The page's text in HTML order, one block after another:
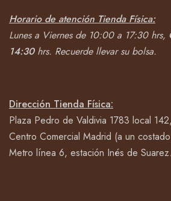
Horario de atención Tienda Física:
Lunes a Viernes de 10:00 a 17:30 hrs,
14:30hrs. Recuerde llevar su bolsa.
Dirección Tienda Física:
Plaza Pedro de Valdivia 1783 local
Centro Comercial Madrid (a un
Metro línea 6, estación Inés de Suarez.